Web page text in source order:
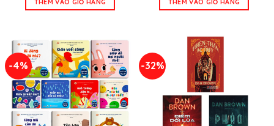
1.380.000 ₫.
THÊM VÀO GIỎ HÀNG 980.000 ₫.
THÊM VÀO GIỎ HÀNG
-4% -32%